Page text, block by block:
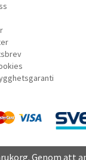
Genom att